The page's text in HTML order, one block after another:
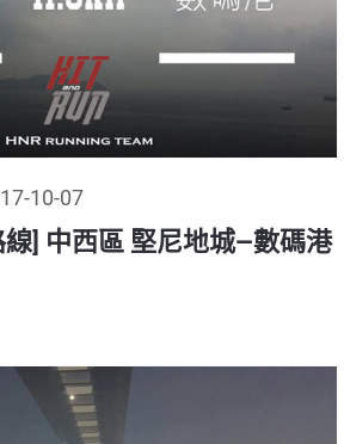
10-07
線] 中西區 堅尼地城—數碼港